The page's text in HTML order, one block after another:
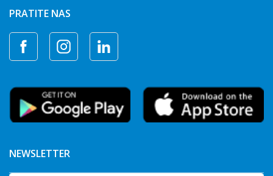
PRATITE NAS
NEWSLETTER